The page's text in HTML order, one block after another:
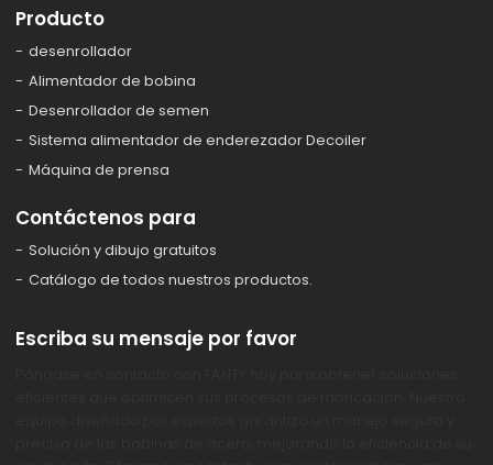
Producto
desenrollador
Alimentador de bobina
Desenrollador de semen
Sistema alimentador de enderezador Decoiler
Máquina de prensa
Contáctenos para
Solución y dibujo gratuitos
Catálogo de todos nuestros productos.
Escriba su mensaje por favor